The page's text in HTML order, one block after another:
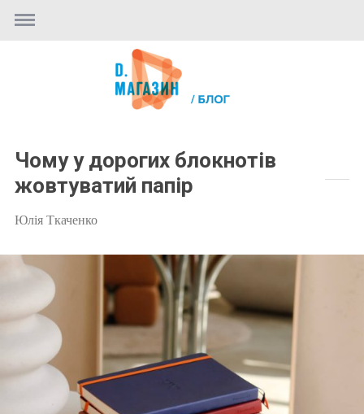
Чому у дорогих блокнотів
жовтуватий папір
Юлія Ткаченко